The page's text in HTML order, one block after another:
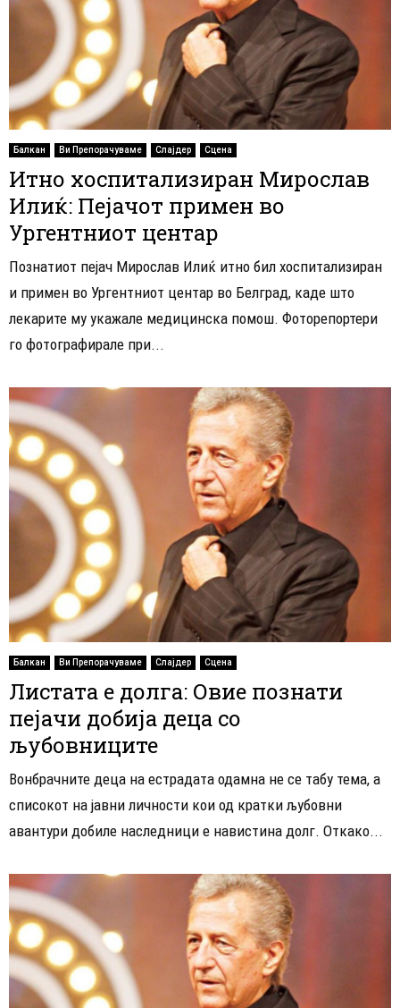
Балкан Ви Препорачуваме Слајдер Сцена
Итно хоспитализиран Мирослав
Илиќ: Пејачот примен во
Ургентниот центар
Познатиот пејач Мирослав Илиќ итно бил хоспитализиран
и примен во Ургентниот центар во Белград, каде што
лекарите му укажале медицинска помош. Фоторепортери
го фотографирале при...
Балкан Ви Препорачуваме Слајдер Сцена
Листата е долга: Овие познати
пејачи добија деца со
љубовниците
Вонбрачните деца на естрадата одамна не се табу тема, а
списокот на јавни личности кои од кратки љубовни
авантури добиле наследници е навистина долг. Откако...